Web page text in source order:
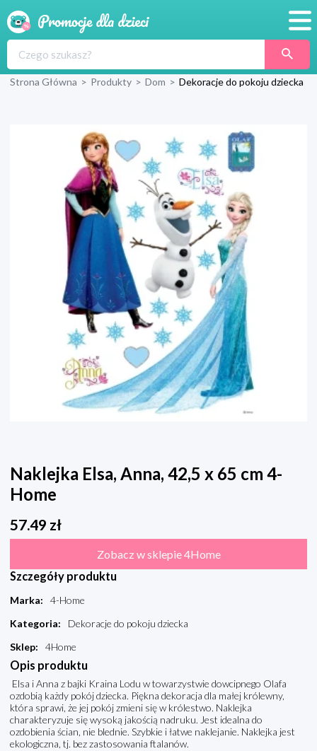
Produkty
Blog
Wyprawka
Strona Główna > Produkty > Dom > Dekoracje do pokoju dziecka
Naklejka Elsa, Anna, 42,5 x 65 cm 4-
Home
57.49 zł
Zobacz w sklepie 4Home
Szczegóły produktu
Marka:
4-Home
Kategoria:
Dekoracje do pokoju dziecka
Sklep: 4Home
Opis produktu
Elsa i Anna z bajki Kraina Lodu w towarzystwie dowcipnego Olafa
ozdobią każdy pokój dziecka. Piękna dekoracja dla małej królewny,
która sprawi, że jej pokój zmieni się w królestwo. Naklejka
charakteryzuje się wysoką jakością nadruku. Jest idealna do
ozdobienia ścian, nie blednie. Szybkie i łatwe naklejanie. Naklejka jest
ekologiczna, tj. bez zastosowania ftalanów.